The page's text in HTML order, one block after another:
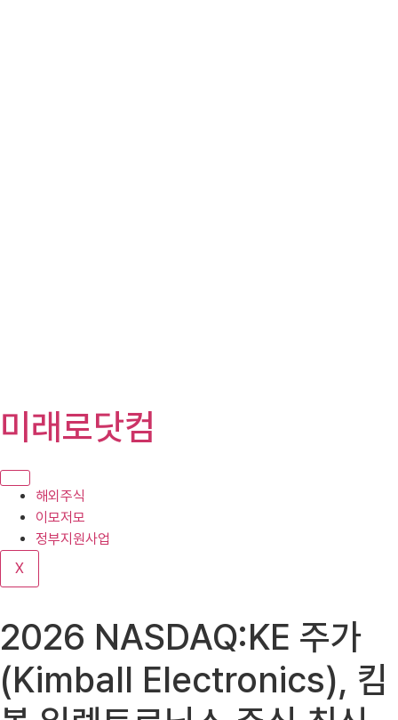
텐
로
기
미래로닷컴
해외주식
이모저모
정부지원사업
X
2026 NASDAQ:KE 주가
(Kimball Electronics), 킴